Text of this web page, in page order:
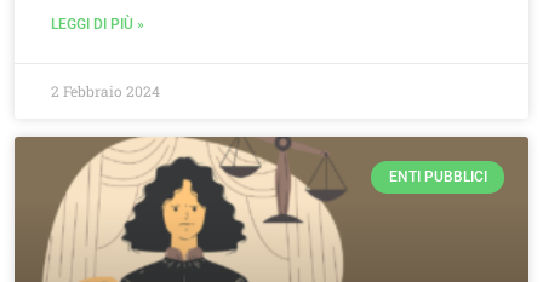
LEGGI DI PIÙ »
2 Febbraio 2024
ENTI PUBBLICI